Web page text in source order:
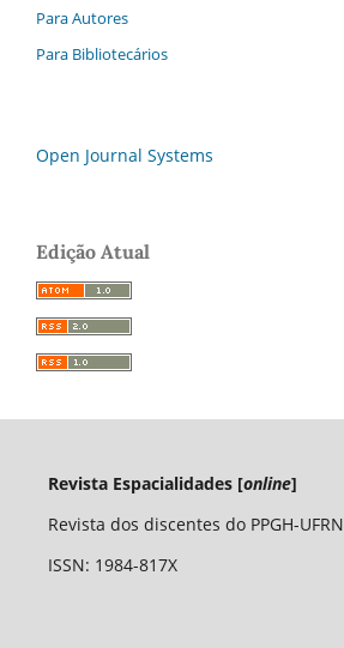
Para Autores
Para Bibliotecários
Open Journal Systems
Edição Atual
Revista Espacialidades [online]
Revista dos discentes do PPGH-UFRN
ISSN: 1984-817X